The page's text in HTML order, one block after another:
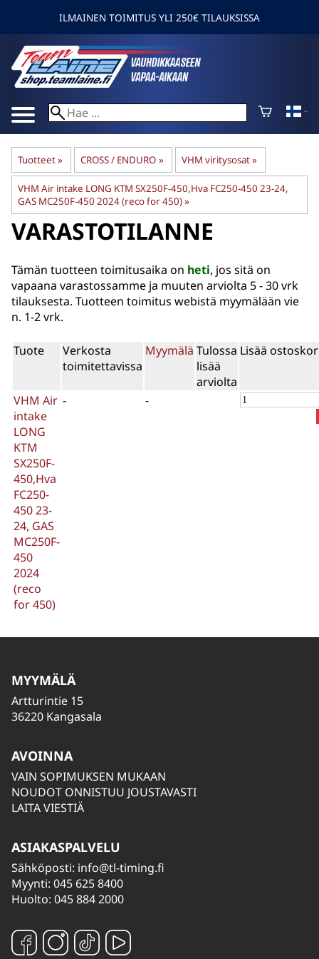
ILMAINEN TOIMITUS YLI 250€ TILAUKSISSA
Tuotteet‪» CROSS / ENDURO ‪» VHM viritysosat‪»
VHM Air intake LONG KTM SX250F-450,Hva FC250-450 23-24,
GAS MC250F-450 2024 (reco for 450)‪»
VARASTOTILANNE
Tämän tuotteen toimitusaika on heti, jos sitä on
vapaana varastossamme ja muuten arviolta 5 - 30 vrk
tilauksesta. Tuotteen toimitus webistä myymälään vie
n. 1-2 vrk.
Tuote
Verkosta
toimitettavissa
Myymälä Tulossa
lisää
arviolta
Lisää
VHM Air
intake
LONG
KTM
SX250F-
450,Hva
FC250-
450 23-
24, GAS
MC250F-
450
2024
(reco
for 450)
- -
MYYMÄLÄ
Artturintie 15
36220 Kangasala
AVOINNA
VAIN SOPIMUKSEN MUKAAN
NOUDOT ONNISTUU JOUSTAVASTI
LAITA VIESTIÄ
ASIAKASPALVELU
Sähköposti: info@tl-timing.fi
Myynti: 045 625 8400
Huolto: 045 884 2000